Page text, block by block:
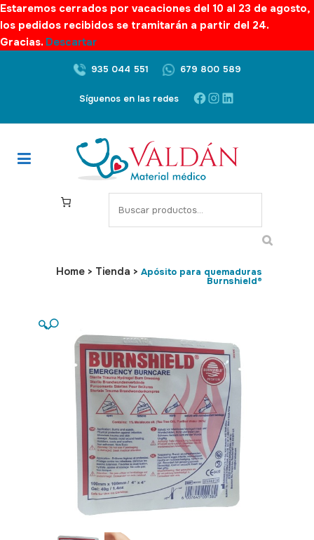
Estaremos cerrados por vacaciones del 10 al 23 de agosto,
los pedidos recibidos se tramitarán a partir del 24.
Gracias. Descartar
935 044 551 679 800 589
Síguenos en las redes
Home > Tienda > Apósito para quemaduras
Burnshield®
🔍